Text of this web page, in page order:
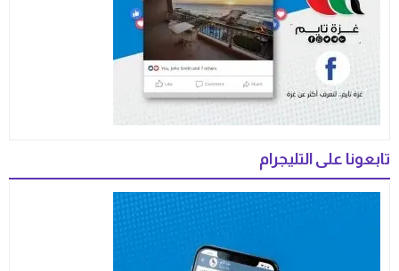
تابعونا على التليجرام